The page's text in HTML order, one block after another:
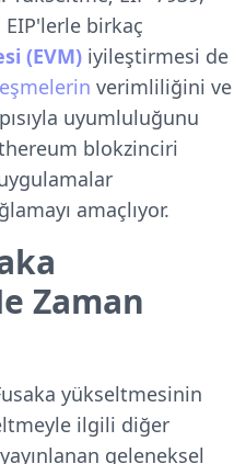
EIP'lerle birkaç
(EVM) iyileştirmesi de
verimliliğini ve
uyumluluğunu
blokzinciri
amaçlıyor.
Zaman
yükseltmesinin
ilgili diğer
geleneksel